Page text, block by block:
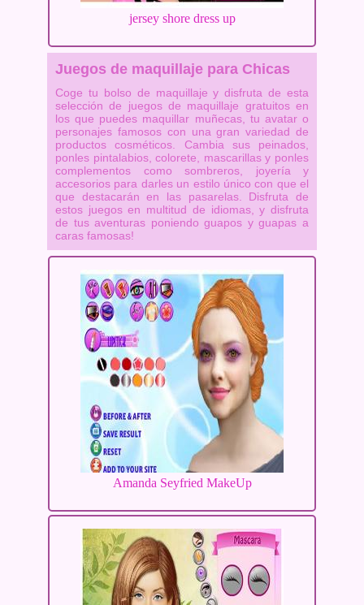
jersey shore dress up
Juegos de maquillaje para Chicas
Coge tu bolso de maquillaje y disfruta de esta
selección de juegos de maquillaje gratuitos en
los que puedes maquillar muñecas, tu avatar o
personajes famosos con una gran variedad de
productos cosméticos. Cambia sus peinados,
ponles pintalabios, colorete, mascarillas y ponles
complementos como sombreros, joyería y
accesorios para darles un estilo único con que el
que destacarán en las pasarelas. Disfruta de
estos juegos en multitud de idiomas, y disfruta
de tus aventuras poniendo guapos y guapas a
caras famosas!
Amanda Seyfried MakeUp